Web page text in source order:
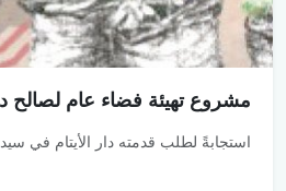
مشروع تهيئة فضاء عام لصالح
استجابةً لطلب قدمته دار الأيتام في